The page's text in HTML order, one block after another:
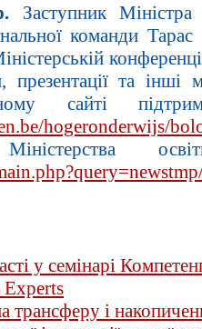
Заступник
команди
презентації та інші
сайті
hogeronderwijs/
у семінарі
трансферу і